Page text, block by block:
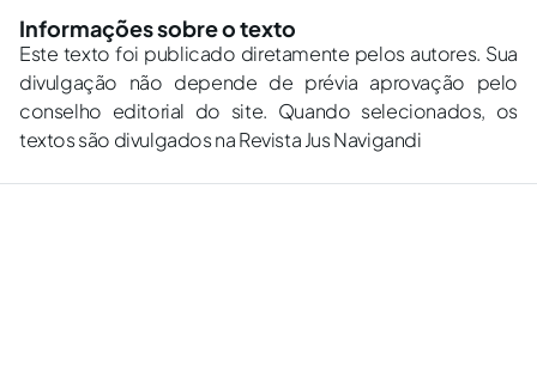
Informações sobre o texto
Este texto foi publicado diretamente pelos autores. Sua
divulgação não depende de prévia aprovação pelo
conselho editorial do site. Quando selecionados, os
textos são divulgados na Revista Jus Navigandi